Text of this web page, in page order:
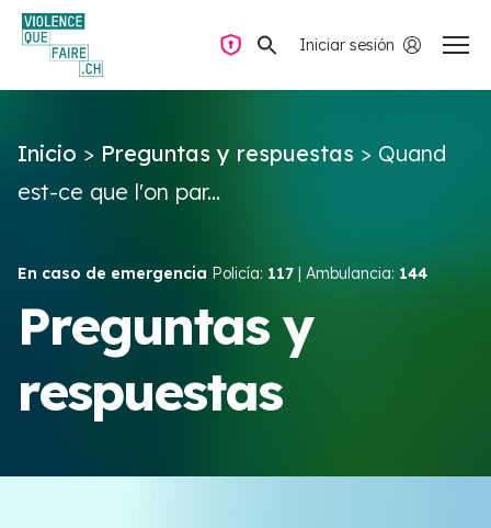
Iniciar sesión
Preguntas y respuestas
Violencia de pareja
Recursos y campañas
Navegación privada
Inicio > Preguntas y respuestas > Quand
est-ce que l'on par...
En caso de emergencia Policía: 117 | Ambulancia: 144
Preguntas y
respuestas